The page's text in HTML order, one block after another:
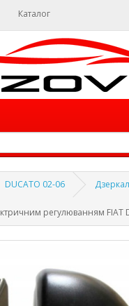
Каталог
DUCATO 02-06
регулюванням FIAT